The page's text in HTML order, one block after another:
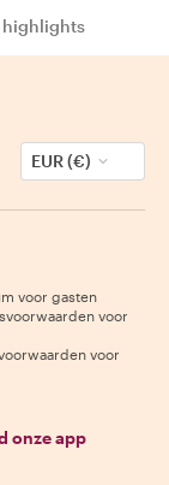
highlights
EUR (€)
voor gasten
voor
voor
onze app